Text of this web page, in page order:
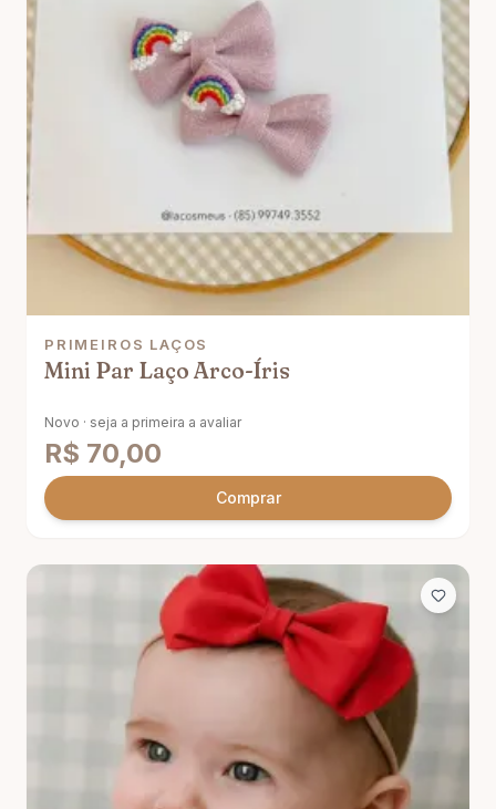
PRIMEIROS LAÇOS
Mini Par Laço Arco-Íris
Novo · seja a primeira a avaliar
R$ 70,00
Comprar